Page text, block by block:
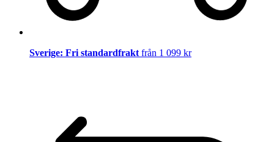
Sverige: Fri standardfrakt från 1 099 kr